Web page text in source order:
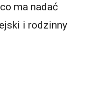
ma nadać
i rodzinny